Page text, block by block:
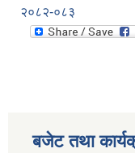
२०८२-०८३
बजेट तथा